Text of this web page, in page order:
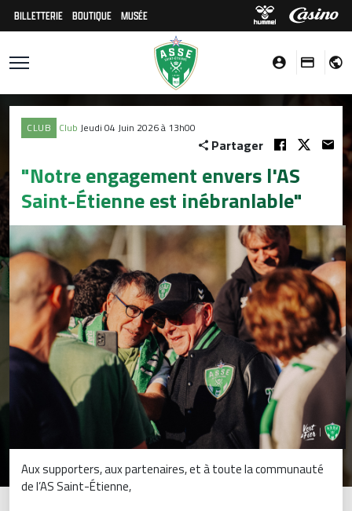
BILLETTERIE BOUTIQUE MUSÉE
CLUB Club Jeudi 04 Juin 2026 à 13h00
Partager
"Notre engagement envers l'AS
Saint-Étienne est inébranlable"
Aux supporters, aux partenaires, et à toute la communauté
de l’AS Saint-Étienne,